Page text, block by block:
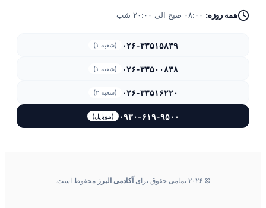
همه روزه:
۰۲۶-۳۳۵۱۵۸۳۹ (شعبه ۱)
۰۲۶-۳۳۵۰۰۸۳۸ (شعبه ۱)
۰۲۶-۳۳۵۱۶۲۲۰ (شعبه ۲)
۰۹۳۰-۶۱۹-۹۵۰۰ (موبایل)
© ۲۰۲۶ تمامی حقوق برای آکادمی البرز محفوظ است.